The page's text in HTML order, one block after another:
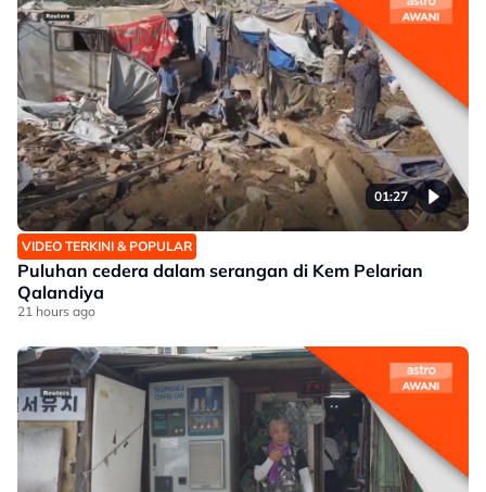
01:27
VIDEO TERKINI & POPULAR
Puluhan cedera dalam serangan di Kem Pelarian
Qalandiya
21 hours ago